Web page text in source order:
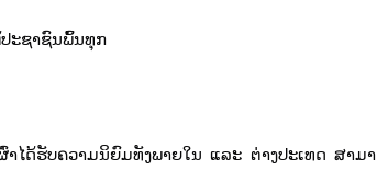
ະຊາຊົນພົ້ນທຸກ
ໄດ້ຮັບຄວາມນິຍົມທັງພາຍໃນ ແລະ ຕ່າງປະເທດ ສາມ